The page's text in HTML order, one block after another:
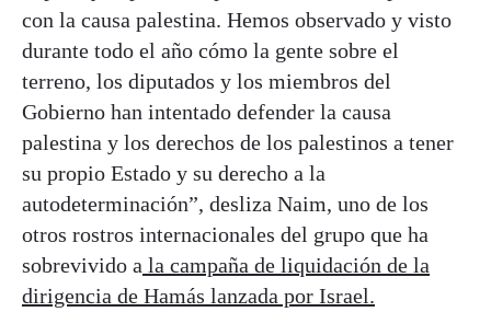
con la causa palestina. Hemos observado y visto
durante todo el año cómo la gente sobre el
terreno, los diputados y los miembros del
Gobierno han intentado defender la causa
palestina y los derechos de los palestinos a tener
su propio Estado y su derecho a la
autodeterminación”, desliza Naim, uno de los
otros rostros internacionales del grupo que ha
sobrevivido a la campaña de liquidación de la
dirigencia de Hamás lanzada por Israel.